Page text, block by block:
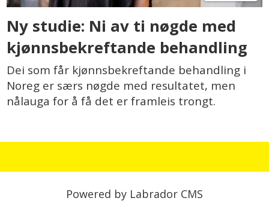
Ny studie: Ni av ti nøgde med
kjønnsbekreftande behandling
Dei som får kjønnsbekreftande behandling i
Noreg er særs nøgde med resultatet, men
nålauga for å få det er framleis trongt.
Powered by Labrador CMS